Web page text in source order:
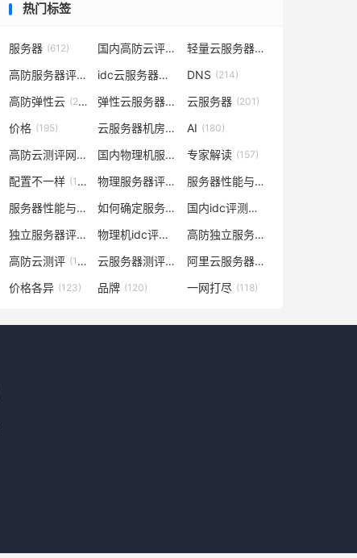
热门标签
服务器 (612) 国内高防云评测 (302) 轻量云服务器(262)
高防服务器评测 (232) idc云服务器评测 (223)
DNS (214)
高防弹性云 (210) 弹性云服务器评测 (209)
云服务器 (201)
价格 (195) 云服务器机房评测 (185)
AI (180)
高防云测评网(169) 国内物理机服务器测评 (165)
专家解读 (157)
配置不一样 (148) 物理服务器评测 (148) 服务器性能与价格对比
服务器性能与什么有关 (138) 如何确定服务器数量及配置 (129)
国内idc评测云服务器
独立服务器评测 (128) 物理机idc评测网 (128) 高防独立服务器评测
高防云测评 (128) 云服务器测评网 (127) 阿里云服务器多少钱一年
价格各异 (123) 品牌 (120) 一网打尽 (118)